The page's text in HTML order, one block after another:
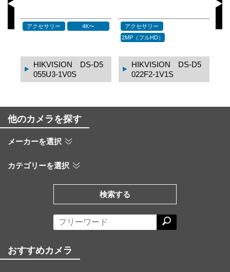
PoE スイッチ
HIKVISION DS-3E
1510P-SI
ビデオレコーダー
4K〜
HIKVISION DS-771
6NXI-K4/16P
他のカメラを探す
メーカーを選択
カテゴリーを選択
検索する
おすすめカメラ